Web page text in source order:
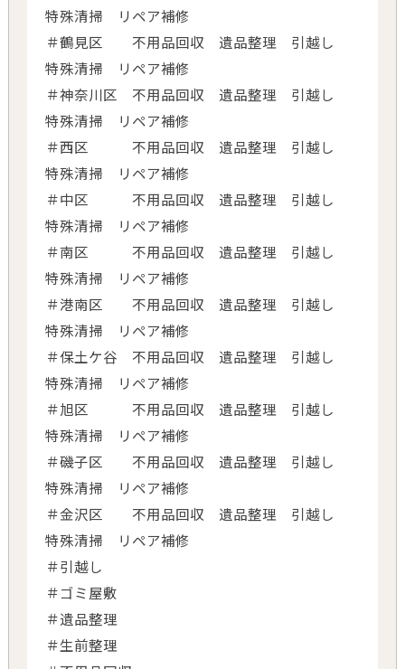
特殊清掃 リペア補修
＃鶴見区 不用品回収 遺品整理 引越し
特殊清掃 リペア補修
＃神奈川区 不用品回収 遺品整理 引越し
特殊清掃 リペア補修
＃西区 不用品回収 遺品整理 引越し
特殊清掃 リペア補修
＃中区 不用品回収 遺品整理 引越し
特殊清掃 リペア補修
＃南区 不用品回収 遺品整理 引越し
特殊清掃 リペア補修
＃港南区 不用品回収 遺品整理 引越し
特殊清掃 リペア補修
＃保土ケ谷 不用品回収 遺品整理 引越し
特殊清掃 リペア補修
＃旭区 不用品回収 遺品整理 引越し
特殊清掃 リペア補修
＃磯子区 不用品回収 遺品整理 引越し
特殊清掃 リペア補修
＃金沢区 不用品回収 遺品整理 引越し
特殊清掃 リペア補修
＃引越し
＃ゴミ屋敷
＃遺品整理
＃生前整理